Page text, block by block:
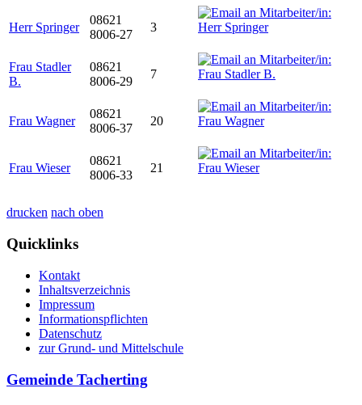
Herr Springer
08621
8006-27
3
Frau Stadler
B.
08621
8006-29
7
Frau Wagner
08621
8006-37
20
Frau Wieser
08621
8006-33
21
drucken nach oben
Quicklinks
Kontakt
Inhaltsverzeichnis
Impressum
Informationspflichten
Datenschutz
zur Grund- und Mittelschule
Gemeinde Tacherting